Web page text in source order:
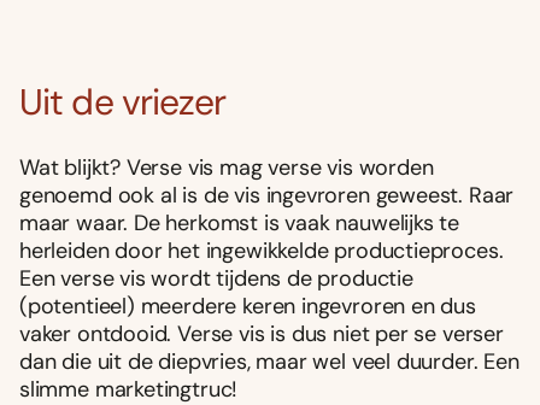
Uit de vriezer
Wat blijkt? Verse vis mag verse vis worden
genoemd ook al is de vis ingevroren geweest. Raar
maar waar. De herkomst is vaak nauwelijks te
herleiden door het ingewikkelde productieproces.
Een verse vis wordt tijdens de productie
(potentieel) meerdere keren ingevroren en dus
vaker ontdooid. Verse vis is dus niet per se verser
dan die uit de diepvries, maar wel veel duurder. Een
slimme marketingtruc!